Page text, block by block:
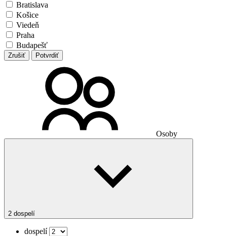
Bratislava
Košice
Viedeň
Praha
Budapešť
Zrušiť Potvrdiť
Osoby
2 dospelí
dospelí